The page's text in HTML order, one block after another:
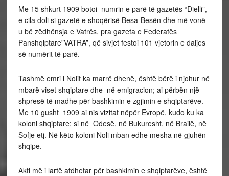
Me 15 shkurt 1909 botoi numrin e parë të gazetës “Dielli”,
e cila doli si gazetë e shoqërisë Besa-Besën dhe më vonë
u bë zëdhënsja e Vatrës, pra gazeta e Federatës
Panshqiptare”VATRA”, që sivjet festoi 101 vjetorin e daljes
së numërit të parë.
Tashmë emri i Nolit ka marrë dhenë, është bërë i njohur në
mbarë viset shqiptare dhe në emigracion; ai përbën një
shpresë të madhe për bashkimin e zgjimin e shqiptarëve.
Me 10 gusht 1909 ai nis vizitat nëpër Evropë, kudo ku ka
koloni shqiptare; si në Odesë, në Bukuresht, në Brailë, në
Sofje etj. Në këto koloni Noli mban edhe mesha në gjuhën
shqipe.
Akti më i lartë atdhetar për bashkimin e shqiptarëve, është